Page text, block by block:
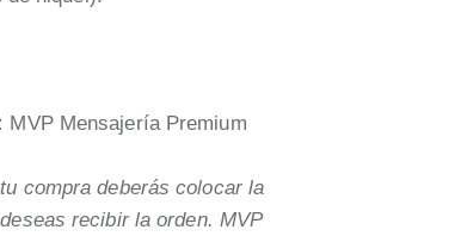
MVP Mensajería Premium
compra deberás colocar la
recibir la orden. MVP